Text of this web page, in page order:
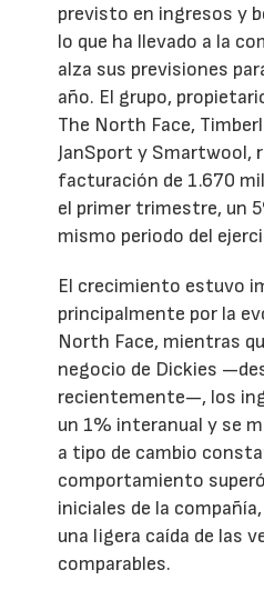
previsto en ingresos y
lo que ha llevado a la
alza sus previsiones
año. El grupo,
The North Face,
JanSport y Smartwool,
facturación de 1.670
el primer trimestre, un
mismo periodo del
El crecimiento estuvo
principalmente por la
North Face, mientras
negocio de Dickies
recientemente—, los
un 1% interanual y se
a tipo de cambio
comportamiento
iniciales de la
una ligera caída de las
comparables.